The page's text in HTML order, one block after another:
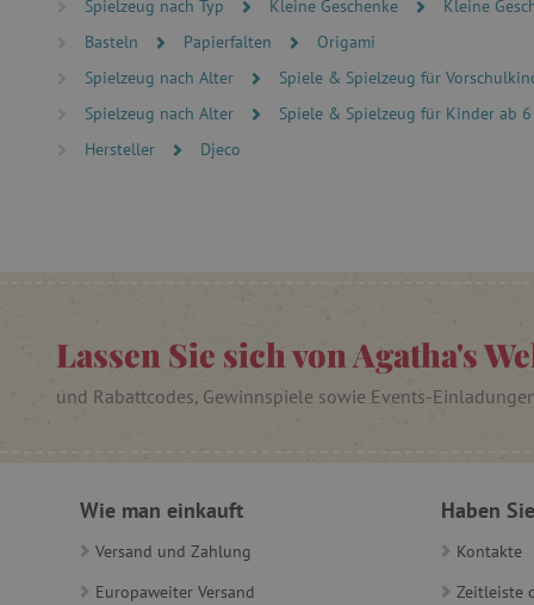
Spielzeug nach Typ Kleine Geschenke
Kleine
Basteln
Papierfalten
Origami
Spielzeug nach Alter
Spiele & Spielzeug für
Spielzeug nach Alter
Spiele & Spielzeug für Kinder ab 6
Hersteller
Djeco
Lassen Sie sich von Agatha's
und Rabattcodes, Gewinnspiele sowie Events-
Wie man einkauft
Versand und Zahlung
Europaweiter Versand
Haben
Kontakte
Zeitleiste
cjConsent
FPAU
_sp_ses.ab3e
CookieScriptConsent